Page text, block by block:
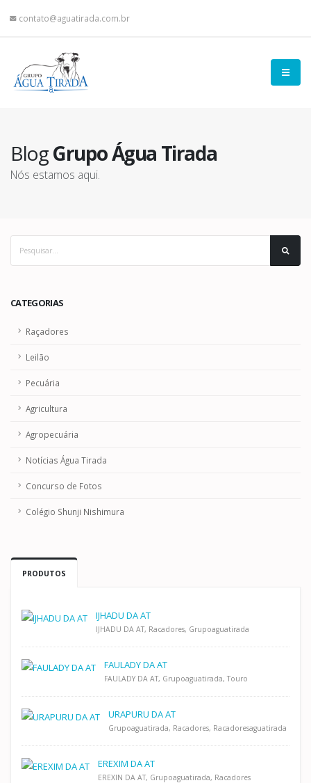
contato@aguatirada.com.br
BlogGrupo Água Tirada
Nós estamos aqui.
CATEGORIAS
Raçadores
Leilão
Pecuária
Agricultura
Agropecuária
Notícias Água Tirada
Concurso de Fotos
Colégio Shunji Nishimura
PRODUTOS
IJHADU DA AT
IJHADU DA AT, Racadores, Grupoaguatirada
FAULADY DA AT
FAULADY DA AT, Grupoaguatirada, Touro
URAPURU DA AT
Grupoaguatirada, Racadores, Racadoresaguatirada
EREXIM DA AT
EREXIN DA AT, Grupoaguatirada, Racadores